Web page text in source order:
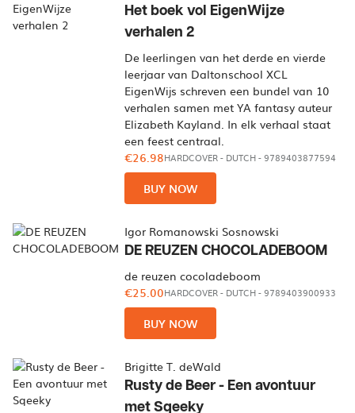
Het boek vol EigenWijze
verhalen 2
De leerlingen van het derde en vierde
leerjaar van Daltonschool XCL
EigenWijs schreven een bundel van 10
verhalen samen met YA fantasy auteur
Elizabeth Kayland. In elk verhaal staat
een feest centraal.
€26.98HARDCOVER- DUTCH- 9789403877594
BUY NOW
Igor Romanowski Sosnowski
DE REUZEN CHOCOLADEBOOM
de reuzen cocoladeboom
€25.00HARDCOVER- DUTCH- 9789403900933
BUY NOW
Brigitte T. deWald
Rusty de Beer - Een avontuur
met Sqeeky